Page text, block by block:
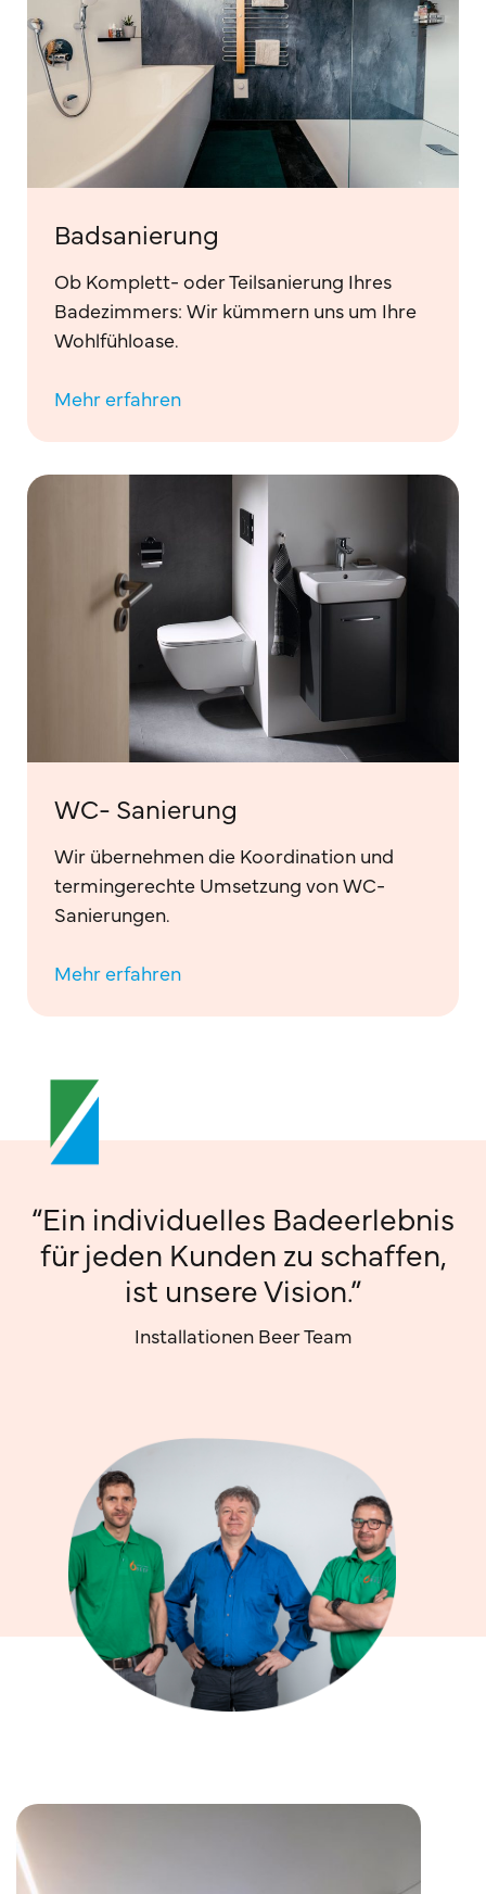
Badsanierung
Ob Komplett- oder Teilsanierung Ihres
Badezimmers: Wir kümmern uns um Ihre
Wohlfühloase.
Mehr erfahren
WC- Sanierung
Wir übernehmen die Koordination und
termingerechte Umsetzung von WC-
Sanierungen.
Mehr erfahren
“Ein individuelles Badeerlebnis
für jeden Kunden zu schaffen,
ist unsere Vision.”
Installationen Beer Team